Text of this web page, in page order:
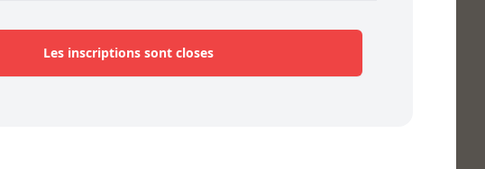
Les inscriptions sont closes